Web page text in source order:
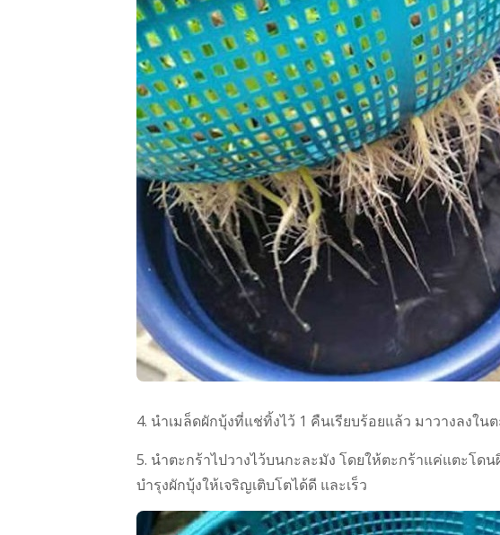
4. นำเมล็ดผักบุ้งที่แช่ทิ้งไว้ 1 คืนเรียบร้อยแล้ว มาวางลงใ
5. นำตะกร้าไปวางไว้บนกะละมัง โดยให้ตะกร้าแค่แตะโด
บำรุงผักบุ้งให้เจริญเติบโตได้ดี และเร็ว